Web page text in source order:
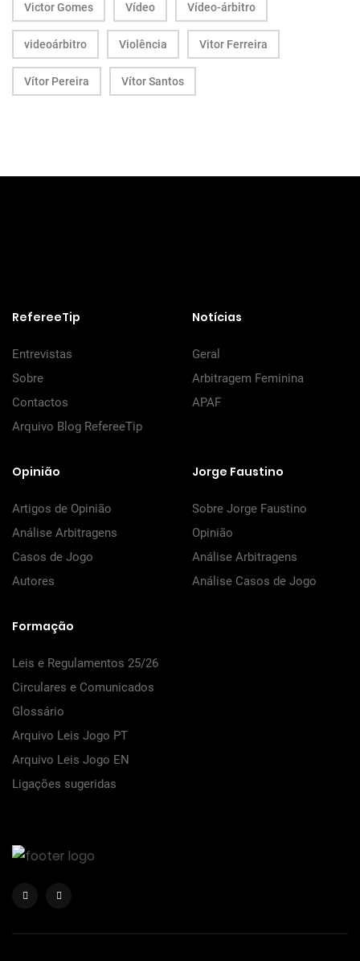
Victor Gomes Vídeo Vídeo-árbitro
videoárbitro Violência Vitor Ferreira
Vítor Pereira Vítor Santos
RefereeTip
Entrevistas
Sobre
Contactos
Arquivo Blog RefereeTip
Notícias
Geral
Arbitragem Feminina
APAF
Opinião
Artigos de Opinião
Análise Arbitragens
Casos de Jogo
Autores
Jorge Faustino
Sobre Jorge Faustino
Opinião
Análise Arbitragens
Análise Casos de Jogo
Formação
Leis e Regulamentos 25/26
Circulares e Comunicados
Glossário
Arquivo Leis Jogo PT
Arquivo Leis Jogo EN
Ligações sugeridas